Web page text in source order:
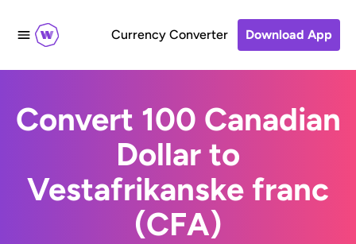
Currency Converter Download App
Convert 100 Canadian
Dollar to
Vestafrikanske franc
(CFA)